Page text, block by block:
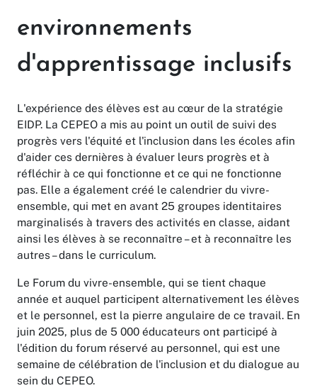
environnements
d'apprentissage inclusifs
L'expérience des élèves est au cœur de la stratégie
EIDP. La CEPEO a mis au point un outil de suivi des
progrès vers l'équité et l'inclusion dans les écoles afin
d'aider ces dernières à évaluer leurs progrès et à
réfléchir à ce qui fonctionne et ce qui ne fonctionne
pas. Elle a également créé le calendrier du vivre-
ensemble, qui met en avant 25 groupes identitaires
marginalisés à travers des activités en classe, aidant
ainsi les élèves à se reconnaître – et à reconnaître les
autres – dans le curriculum.
Le Forum du vivre-ensemble, qui se tient chaque
année et auquel participent alternativement les élèves
et le personnel, est la pierre angulaire de ce travail. En
juin 2025, plus de 5 000 éducateurs ont participé à
l'édition du forum réservé au personnel, qui est une
semaine de célébration de l'inclusion et du dialogue au
sein du CEPEO.